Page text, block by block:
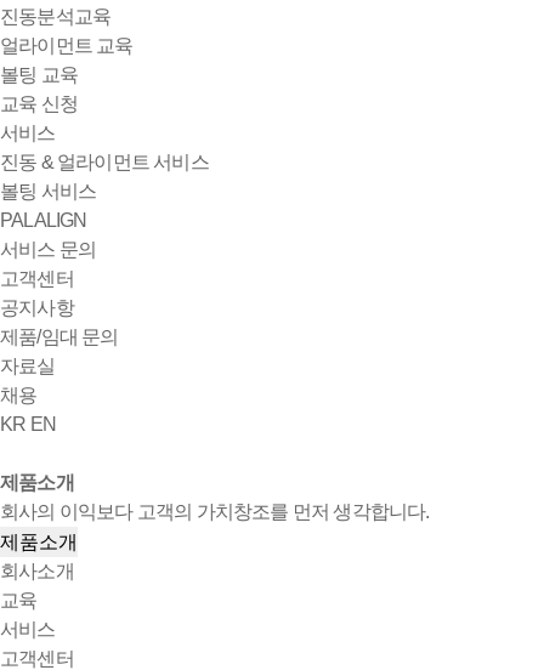
진동분석교육
얼라이먼트 교육
볼팅 교육
교육 신청
서비스
진동 & 얼라이먼트 서비스
볼팅 서비스
PALALIGN
서비스 문의
고객센터
공지사항
제품/임대 문의
자료실
채용
KR EN
제품소개
회사의 이익보다 고객의 가치창조를 먼저 생각합니다.
제품소개
회사소개
교육
서비스
고객센터